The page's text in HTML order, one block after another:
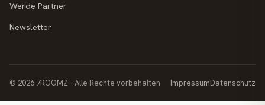
Werde Partner
Newsletter
© 2026 7ROOMZ · Alle Rechte vorbehalten ImpressumDatenschutz